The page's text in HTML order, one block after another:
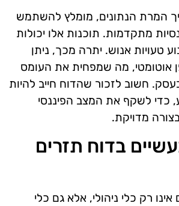
המרת הנתונים, מומלץ להשתמש
מתקדמות. תוכנות אלו יכולות
טעויות אנוש. יתרה מכך, ניתן
אוטומטי, מה שמפחית את העומס
חשוב לזכור שהדוח חייב להיות
כדי לשקף את המצב הפיננסי
מדויקת.
בדוח תזרים
רק כלי ניהולי, אלא גם כלי